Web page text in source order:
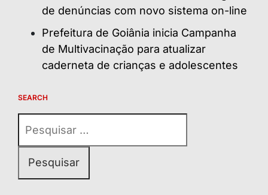
de denúncias com novo sistema on-line
Prefeitura de Goiânia inicia Campanha
de Multivacinação para atualizar
caderneta de crianças e adolescentes
SEARCH
por: